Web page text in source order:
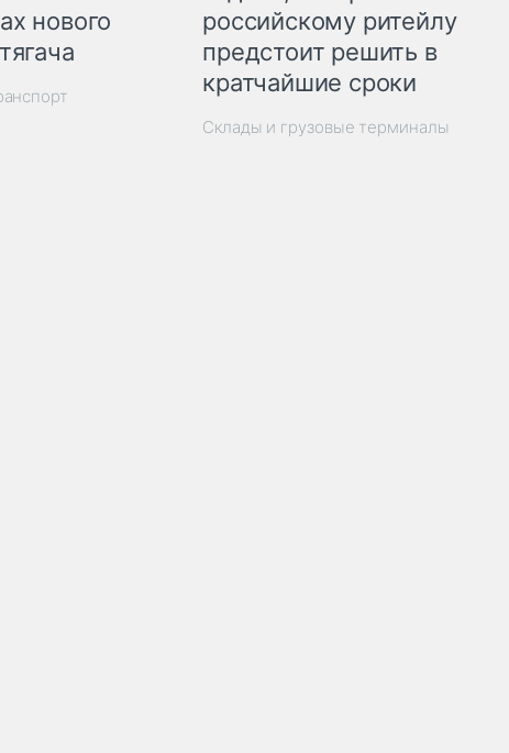
нового
российскому ритейлу
предстоит решить в
кратчайшие сроки
Склады и грузовые терминалы